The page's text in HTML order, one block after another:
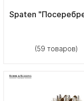
Spaten
(59 товаров)